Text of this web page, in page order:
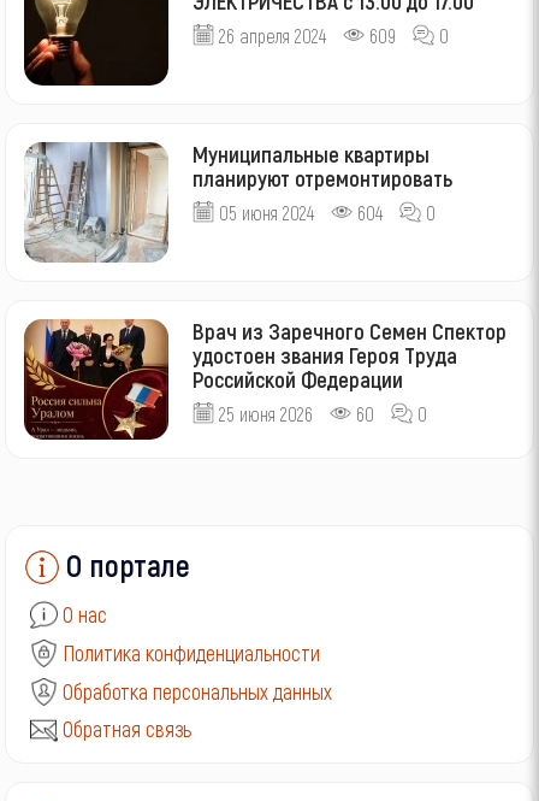
26 апреля 2024 609 0
Муниципальные квартиры
планируют отремонтировать
05 июня 2024 604 0
Врач из Заречного Семен Спектор
удостоен звания Героя Труда
Российской Федерации
25 июня 2026 60 0
О портале
О нас
Политика конфиденциальности
Обработка персональных данных
Обратная связь